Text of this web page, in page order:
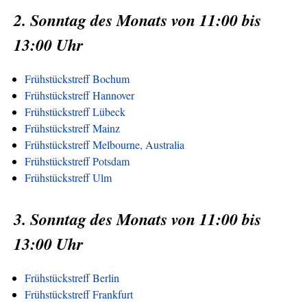
2. Sonntag des Monats von 11:00 bis
13:00 Uhr
Frühstückstreff Bochum
Frühstückstreff Hannover
Frühstückstreff Lübeck
Frühstückstreff Mainz
Frühstückstreff Melbourne, Australia
Frühstückstreff Potsdam
Frühstückstreff Ulm
3. Sonntag des Monats von 11:00 bis
13:00 Uhr
Frühstückstreff Berlin
Frühstückstreff Frankfurt